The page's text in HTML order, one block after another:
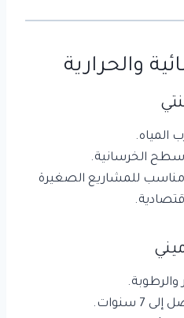
والحرارية
المياه.
الخرسانية.
مناسب للمشاريع الصغيرة
والرطوبة.
سنوات.